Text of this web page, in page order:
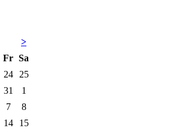
>
Fr Sa
24
25
31
1
7
8
14
15